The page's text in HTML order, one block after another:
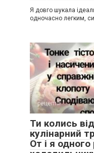
Я довго шукала
одночасно легким,
рецепти
Ти колись
кулінарний
От і я одного